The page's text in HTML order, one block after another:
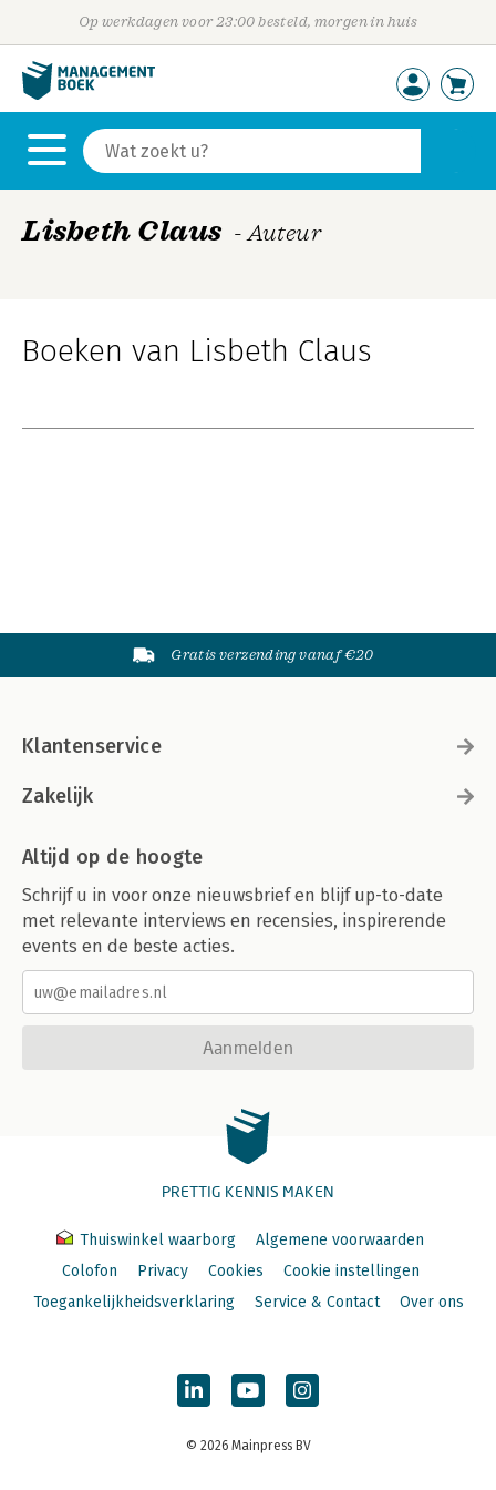
Op werkdagen voor 23:00 besteld, morgen in huis
Lisbeth Claus - Auteur
Boeken van Lisbeth Claus
Gratis verzending vanaf €20
Klantenservice
Zakelijk
Altijd op de hoogte
Schrijf u in voor onze nieuwsbrief en blijf up-to-date
met relevante interviews en recensies, inspirerende
events en de beste acties.
Aanmelden
PRETTIG KENNIS MAKEN
Thuiswinkel waarborg
Algemene voorwaarden
Colofon
Privacy Cookies
Cookie instellingen
Toegankelijkheidsverklaring
Service & Contact Over ons
© 2026 Mainpress BV